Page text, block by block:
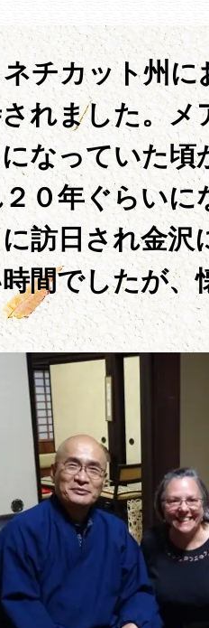
チカット州
れました。メ
なっていた頃
０年ぐらいに
訪日され金沢
間でしたが、